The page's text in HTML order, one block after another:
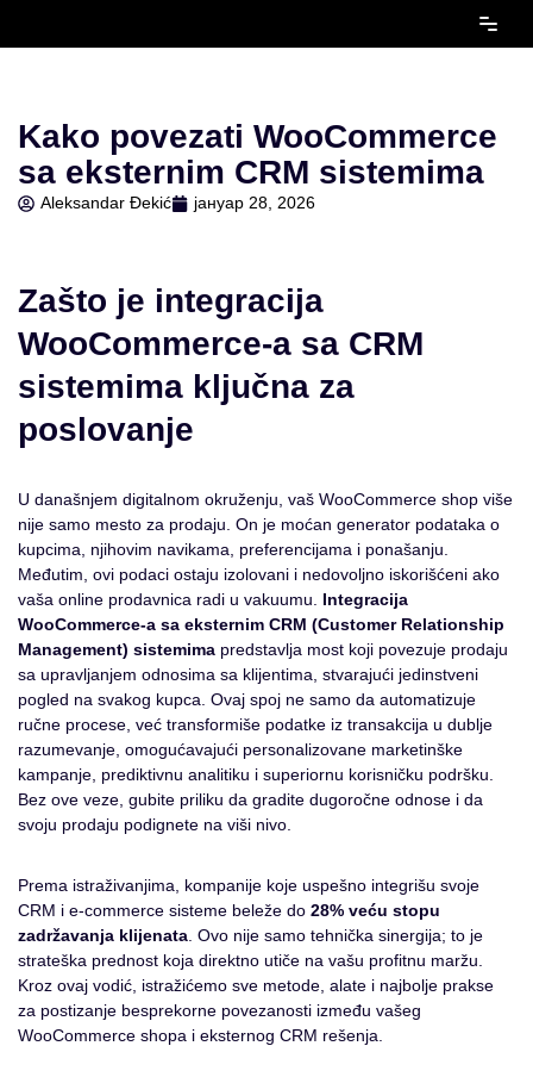
садржај
Kako povezati WooCommerce
sa eksternim CRM sistemima
Aleksandar Đekić јануар 28, 2026
Zašto je integracija
WooCommerce-a sa CRM
sistemima ključna za
poslovanje
U današnjem digitalnom okruženju, vaš WooCommerce shop više
nije samo mesto za prodaju. On je moćan generator podataka o
kupcima, njihovim navikama, preferencijama i ponašanju.
Međutim, ovi podaci ostaju izolovani i nedovoljno iskorišćeni ako
vaša online prodavnica radi u vakuumu. Integracija
WooCommerce-a sa eksternim CRM (Customer Relationship
Management) sistemima predstavlja most koji povezuje prodaju
sa upravljanjem odnosima sa klijentima, stvarajući jedinstveni
pogled na svakog kupca. Ovaj spoj ne samo da automatizuje
ručne procese, već transformiše podatke iz transakcija u dublje
razumevanje, omogućavajući personalizovane marketinške
kampanje, prediktivnu analitiku i superiornu korisničku podršku.
Bez ove veze, gubite priliku da gradite dugoročne odnose i da
svoju prodaju podignete na viši nivo.
Prema istraživanjima, kompanije koje uspešno integrišu svoje
CRM i e-commerce sisteme beleže do 28% veću stopu
zadržavanja klijenata . Ovo nije samo tehnička sinergija; to je
strateška prednost koja direktno utiče na vašu profitnu maržu.
Kroz ovaj vodić, istražićemo sve metode, alate i najbolje prakse
za postizanje besprekorne povezanosti između vašeg
WooCommerce shopa i eksternog CRM rešenja.